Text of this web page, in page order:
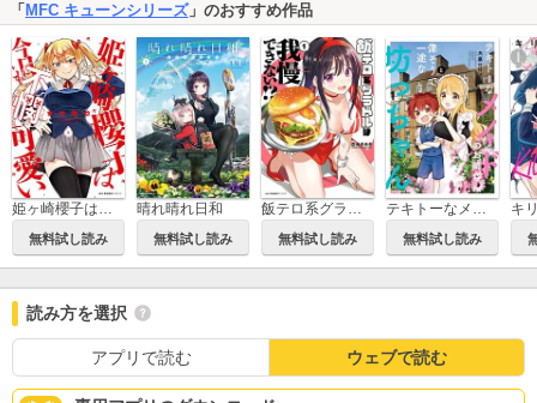
「 MFC キューンシリーズ」のおすすめ作品
姫ヶ崎櫻子は今日も不憫可愛い
無料試し読み
晴れ晴れ日和
無料試し読み
飯テロ系グラドルは我慢できない！？
無料試し読み
テキトーなメイドのお姉さんと偉そうで一途な坊っちゃん
無料試し読み
読み方を選択
アプリで読む ウェブで読む